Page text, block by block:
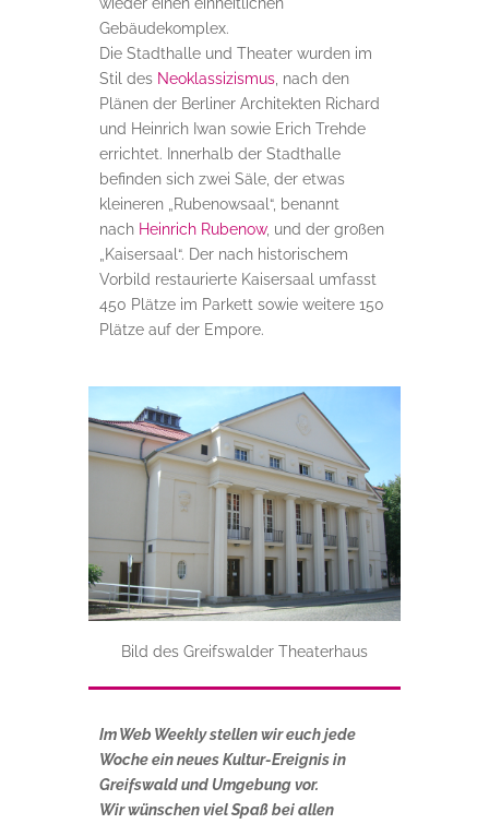
Gebäudekomplex.
Die Stadthalle und Theater wurden im
Stil des Neoklassizismus, nach den
Plänen der Berliner Architekten Richard
und Heinrich Iwan sowie Erich Trehde
errichtet. Innerhalb der Stadthalle
befinden sich zwei Säle, der etwas
kleineren „Rubenowsaal“, benannt
nach Heinrich Rubenow, und der großen
„Kaisersaal“. Der nach historischem
Vorbild restaurierte Kaisersaal umfasst
450 Plätze im Parkett sowie weitere 150
Plätze auf der Empore.
Bild des Greifswalder Theaterhaus
Im Web Weekly stellen wir euch jede
Woche ein neues Kultur-Ereignis in
Greifswald und Umgebung vor.
Wir wünschen viel Spaß bei allen